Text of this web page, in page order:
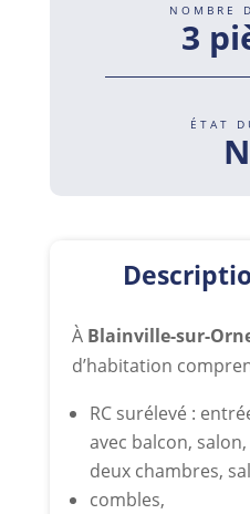
NOMBRE
3
ÉTAT
À Blainville-sur-
d’habitation
RC surélevé :
avec balcon,
deux chambres,
combles,